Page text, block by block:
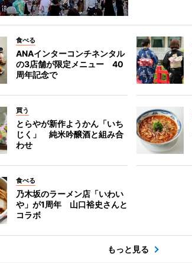
食べる
ANAインターコンチネンタル
の3店舗が限定メニュー 40
周年記念で
買う
とらやが新作ようかん「いち
じく」 純米吟醸酒と組み合
わせ
食べる
乃木坂のラーメン店「いわい
や」が1周年 山口裕史さんと
コラボ
もっと見る